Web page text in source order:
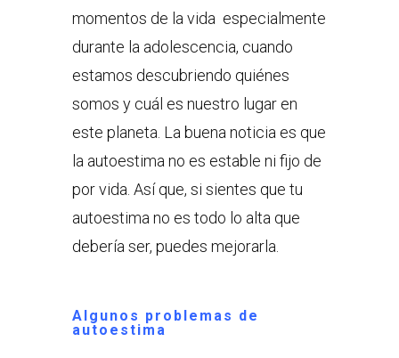
momentos de la vida especialmente
durante la adolescencia, cuando
estamos descubriendo quiénes
somos y cuál es nuestro lugar en
este planeta. La buena noticia es que
la autoestima no es estable ni fijo de
por vida. Así que, si sientes que tu
autoestima no es todo lo alta que
debería ser, puedes mejorarla.
Algunos problemas de
autoestima